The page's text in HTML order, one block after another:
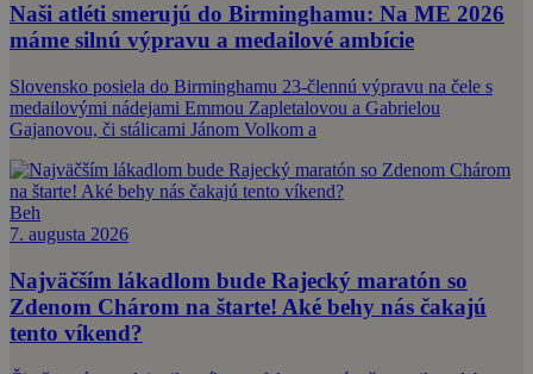
Naši atléti smerujú do Birminghamu: Na ME 2026
máme silnú výpravu a medailové ambície
Slovensko posiela do Birminghamu 23-člennú výpravu na čele s
medailovými nádejami Emmou Zapletalovou a Gabrielou
Gajanovou, či stálicami Jánom Volkom a
Beh
7. augusta 2026
Najväčším lákadlom bude Rajecký maratón so
Zdenom Chárom na štarte! Aké behy nás čakajú
tento víkend?